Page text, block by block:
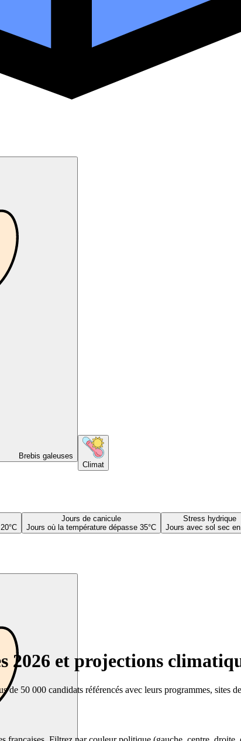
Brebis galeuses
Climat
Jours de canicule
Jours où la température dépasse 35°C
Stress hydrique
Jours avec sol sec
et projections
50 000 candidats référencés avec leurs programmes, sites